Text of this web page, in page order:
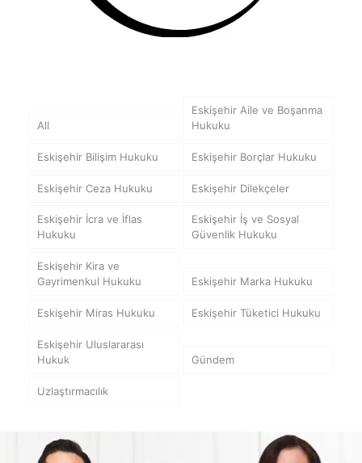
All
Eskişehir Aile ve Boşanma
Hukuku
Eskişehir Bilişim Hukuku Eskişehir Borçlar Hukuku
Eskişehir Ceza Hukuku Eskişehir Dilekçeler
Eskişehir İcra ve İflas
Hukuku
Eskişehir İş ve Sosyal
Güvenlik Hukuku
Eskişehir Kira ve
Gayrimenkul Hukuku
Eskişehir Marka Hukuku
Eskişehir Miras Hukuku Eskişehir Tüketici Hukuku
Eskişehir Uluslararası
Hukuk
Gündem
Uzlaştırmacılık